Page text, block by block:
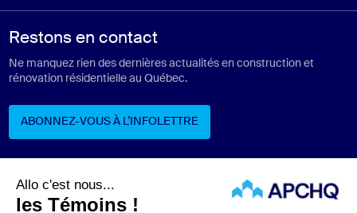
Restons en contact
Ne manquez rien des dernières actualités en construction et
rénovation résidentielle au Québec.
ABONNEZ-VOUS À L’INFOLETTRE
ABONNEZ-VOUS À L’INFOLETTRE
Suivez-nous